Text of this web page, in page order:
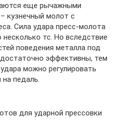
еще рычажными
кузнечный молот с
Сила удара пресс-молота
несколько тс. Но вследствие
поведения металла под
эффективны, тем
можно регулировать
педаль.
для ударной прессовки